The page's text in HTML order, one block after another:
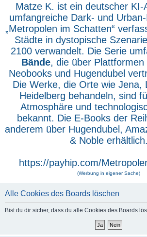
Matze K. ist ein deutscher KI-
umfangreiche Dark- und
„Metropolen im Schatten“
Städte in dystopische
2100 verwandelt. Die Serie
Bände, die über Plattformen
Neobooks und Hugendubel
Die Werke, die Orte wie Jena,
Heidelberg behandeln, sind
Atmosphäre und
bekannt. Die E-Books der
anderem über Hugendubel,
& Noble erhältlich.
https://payhip.com/
(Werbung in eigener Sache)
Alle Cookies des Boards löschen
Bist du dir sicher, dass du alle Cookies des Boards